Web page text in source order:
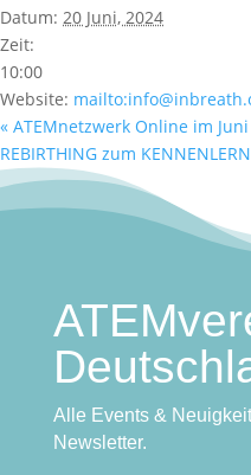
Datum: 20 Juni, 2024
Zeit:
10:00
Website:
« ATEMnetzwerk Online im
REBIRTHING zum
Alle Events &
Newsletter.